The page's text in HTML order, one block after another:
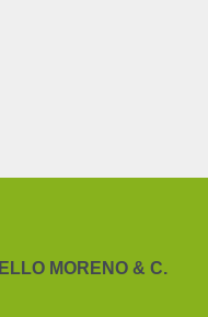
MORENO & C.